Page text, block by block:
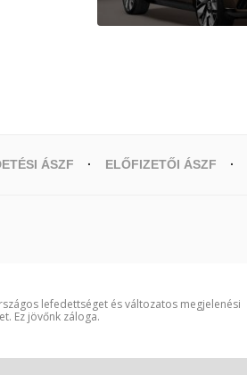
ÁSZF ELŐFIZETŐI ÁSZF
lefedettséget és változatos megjelenési
Ez jövőnk záloga.